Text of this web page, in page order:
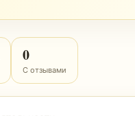
С отзывами
0